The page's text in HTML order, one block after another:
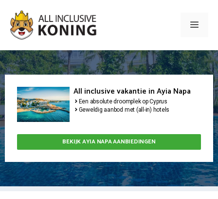
naar
inhoud
Menu
All inclusive vakantie in Ayia Napa
Een absolute droomplek op Cyprus
Geweldig aanbod met (all-in) hotels
BEKIJK AYIA NAPA AANBIEDINGEN